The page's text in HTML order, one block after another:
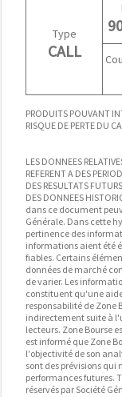
Type
CALL
PRODUITS POUVANT
RISQUE DE PERTE DU
LES DONNEES
REFERENT A DES
DES RESULTATS
DES DONNEES
dans ce document
Générale. Dans cette
pertinence des
informations aient été
fiables. Certains
données de marché
de varier. Les
constituent qu'une
responsabilité de Zone
indirectement suite à
lecteurs. Zone Bourse
est informé que Zone
l'objectivité de son
sont des prévisions
performances futures.
réservés par Société